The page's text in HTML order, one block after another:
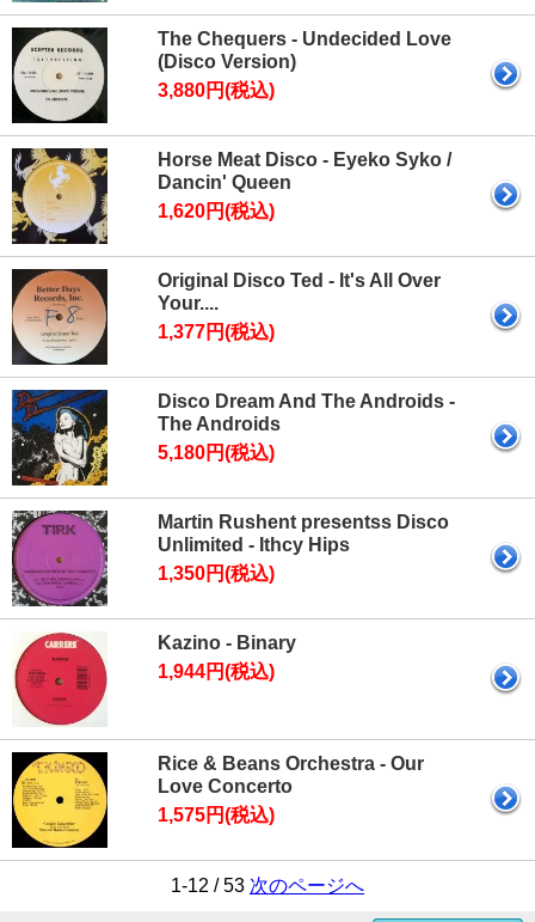
The Chequers - Undecided Love
(Disco Version)
3,880円(税込)
Horse Meat Disco - Eyeko Syko /
Dancin' Queen
1,620円(税込)
Original Disco Ted - It's All Over
Your....
1,377円(税込)
Disco Dream And The Androids -
The Androids
5,180円(税込)
Martin Rushent presentss Disco
Unlimited - Ithcy Hips
1,350円(税込)
Kazino - Binary
1,944円(税込)
Rice & Beans Orchestra - Our
Love Concerto
1,575円(税込)
1-12 / 53 次のページへ